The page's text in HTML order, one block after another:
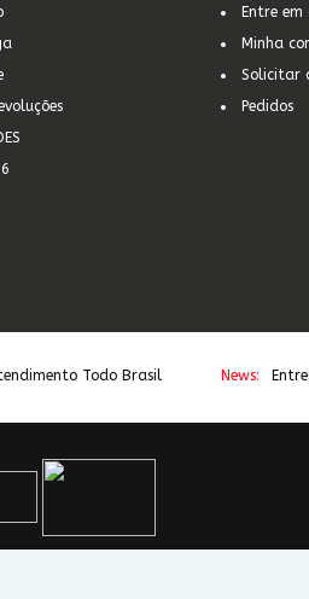
Entre
Minha
Solicitar
Pedidos
Todo Brasil News: